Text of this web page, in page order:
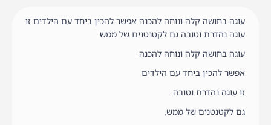
עוגה בחושה קלה ונוחה להכנה אפשר להכין ביחד עם הילדים זו
עוגה נהדרת וטובה גם לקטנטנים של ממש
עוגה בחושה קלה ונוחה להכנה
אפשר להכין ביחד עם הילדים
זו עוגה נהדרת וטובה
גם לקטנטנים של ממש,